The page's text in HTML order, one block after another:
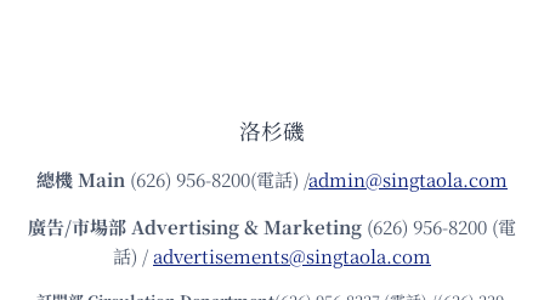
洛杉磯
總機Main (626) 956-8200(電話) /admin@singtaola.com
廣告/市場部Advertising & Marketing (626) 956-8200 (電
話) /advertisements@singtaola.com